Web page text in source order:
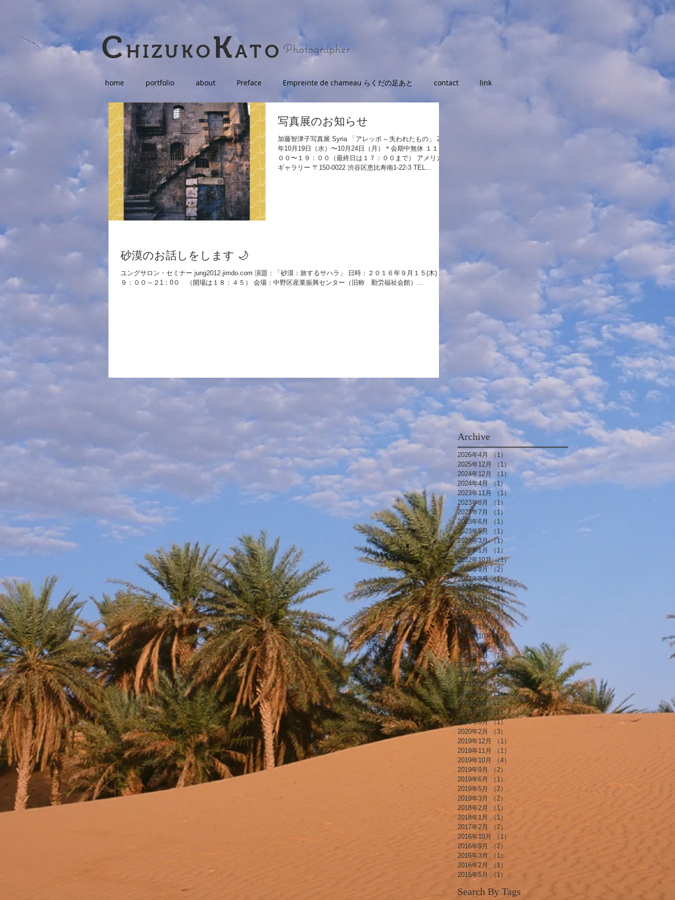
CHIZUKO KATO Photographer
home portfolio about Preface Empreinte de chameau らくだの足あと contact link
写真展のお知らせ
加藤智津子写真展 Syria 「アレッポ – 失われたもの」 2016
年10月19日（水）〜10月24日（月）＊会期中無休 １１：
００〜１９：００（最終日は１７：００まで） アメリカ橋
ギャラリー 〒150-0022 渋谷区恵比寿南1-22-3 TEL...
砂漠のお話しをします 🌙
ユングサロン・セミナー jung2012.jimdo.com 演題：「砂漠：旅するサハラ」 日時：２０１６年９月１５(木) １
９：００～２1：0０ （開場は１８：４５） 会場：中野区産業振興センター（旧称 勤労福祉会館）...
Archive
2026年4月 （1）
1件の記事
2025年12月
（1）1件の記事
2024年12月
（1）1件の記事
2024年4月 （1）
2023年11月
（1）
2023年8月
（1）
2023年7月
（1）
2023年6月
（1）
2023年5月
（1）
2023年3月 （1）
2023年1月
（1）
2022年10月 （1）
2022年9月 （2）
2022年8月 （1）1件の記事
2022年7月 （1） 1件の記事
2022年6月 （1）1件の記事
2022年4月 （1）1件の記事
2022年2月 （1）1件の記事
2022年1月 （1）1件の記事
2021年10月 （2）2件の記事
2021年9月 （1）1件の記事
2021年8月 （1）1件の記事
2021年7月 （1）1件の記事
2021年6月 （1）1件の記事
2021年5月 （1）1件の記事
2021年4月 （1）1件の記事
2021年3月 （1） 1件の記事
2021年2月
（1）1件の記事
2020年5月 （1）1件の記事
2020年2月
（3）
2019年12月
（1）
2019年11月
（1）
2019年10月
（4）
2019年9月
（2）
2019年6月
（1）
2019年5月
（2）
2019年3月
（2）
2018年2月
（1）
2018年1月
（1）
2017年2月
（2）
2016年10月
（1）
2016年9月
（2）
2016年3月
（1）
2016年2月
（1）
2015年5月
（1）
Search By Tags